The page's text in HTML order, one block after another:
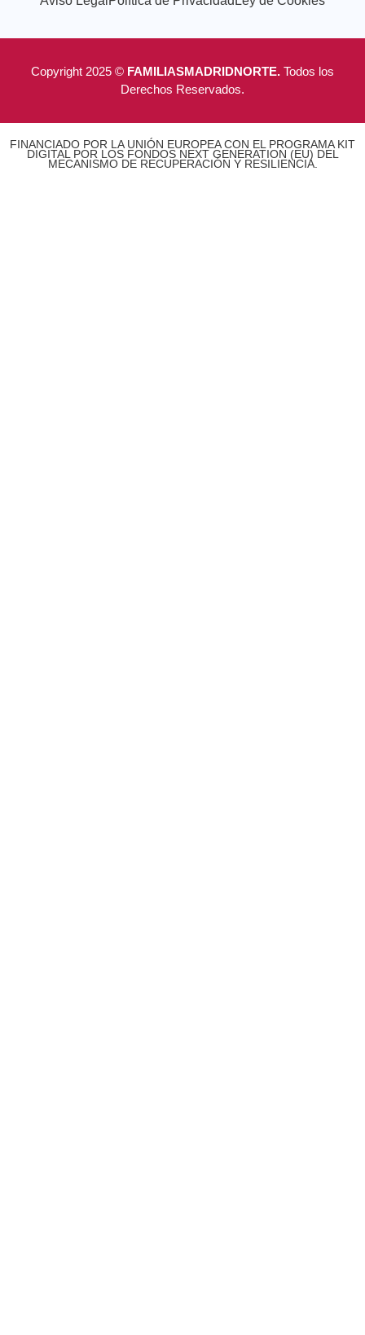
Copyright 2025 © FAMILIASMADRIDNORTE. Todos los
Derechos Reservados.
FINANCIADO POR LA UNIÓN EUROPEA CON EL PROGRAMA KIT
DIGITAL POR LOS FONDOS NEXT GENERATION (EU) DEL
MECANISMO DE RECUPERACIÓN Y RESILIENCIA.